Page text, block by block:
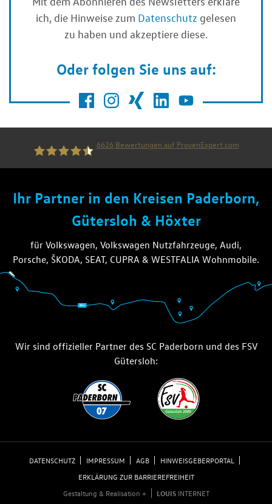
ich, die Hinweise zum Datenschutz gelesen
zu haben und akzeptiere diese.
Oder folgen Sie uns auf:
6626 Bewertungen auf ProvenExpert.com
Ihr Partner in den Kreisen Paderborn,
Gütersloh & Höxter
für Volkswagen, Volkswagen Nutzfahrzeuge, Audi,
Porsche, ŠKODA, SEAT, CUPRA & WESTFALIA Wohnmobile.
Wir sind offizieller Partner des SC Paderborn und des FSV
Gütersloh:
DATENSCHUTZ IMPRESSUM AGB
HINWEISGEBERPORTAL
ERKLÄRUNG ZUR BARRIEREFREIHEIT
Gestaltung & Realisation +
LOUISINTERNET